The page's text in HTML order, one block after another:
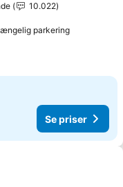
10.022
parkeringSe priser
Se priser